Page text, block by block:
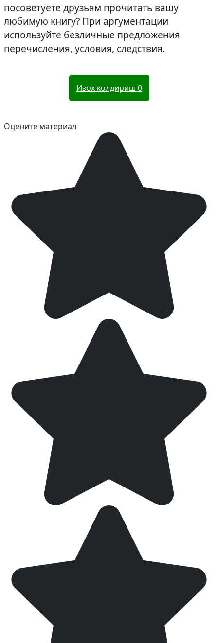
посоветуете друзьям прочитать вашу
любимую книгу? При аргументации
используйте безличные предложения
перечисления, условия, следствия.
Изох колдириш 0
Оцените материал